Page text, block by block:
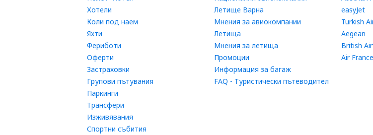
Хотели
Коли под наем
Яхти
Фериботи
Оферти
Застраховки
Групови пътувания
Паркинги
Трансфери
Изживявания
Спортни събития
Летище Варна
Мнения за авиокомпании
Летища
Мнения за летища
Промоции
Информация за багаж
FAQ - Туристически пътеводител
easyJet
Turkish
Aegean
British
Air France